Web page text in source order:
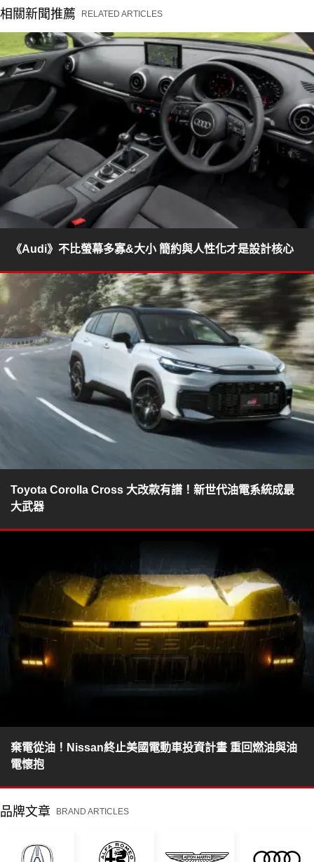
相關新聞推薦 RELATED ARTICLES
《Audi》不比螢幕多寡&大小 簡約與人性化才是設計核心
Toyota Corolla Cross 大改款有譜！新世代油電系統成最
大武器
棄電從油！Nissan終止美國電動車投資計畫 重回燃油與油
電懷抱
品牌文章 BRAND ARTICLES